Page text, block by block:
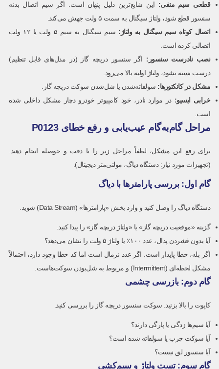
قطعی سیم منفی: این شایع‌ترین دلیل پنهان است. اگر سیم اتصال بدنه
سنسور قطع شود، ولتاژ سیگنال به سمت ۵ ولت جهش می‌کند.
اتصال کوتاه سیم سیگنال به ولتاژ:
سیم سیگنال به سیم ۵ ولت یا ۱۲ ولت
اتصالی کرده است.
نصب نادرست سنسور: اگر سنسور دریچه گاز (در مدل‌های قابل تنظیم)
درست بسته نشود، ولتاژ اولیه بالا می‌رود.
مشکل در کانکتورها: سولفاته‌شدن یا شل‌شدن سوکت دریچه گاز.
خرابی ایسیو: در موارد نادر، خود کامپیوتر خودرو دچار مشکل داخلی شده
است.
مراحل گام‌به‌گام عیب‌یابی و رفع خطای P0123
برای رفع این مشکل، لطفاً مراحل زیر را با دقت و حوصله انجام دهید.
(تجهیزات مورد نیاز: دستگاه دیاگ، مولتی‌متر دیجیتال).
گام اول: بررسی پارامترها با دیاگ
دستگاه دیاگ را وصل کنید و وارد بخش «پارامترها» (Data Stream) شوید.
گزینه «موقعیت دریچه گاز» یا «ولتاژ دریچه گاز» را پیدا کنید.
آیا بدون فشردن پدال، عدد ۱۰۰٪ یا ولتاژ ۵ ولت را نشان می‌دهد؟
اگر بله، خطا پایدار است. اگر عدد نرمال است اما کد خطا وجود دارد، احتمالاً
مشکل لحظه‌ای (Intermittent) و مربوط به شل‌بودن سوکت‌هاست.
گام دوم: بازرسی چشمی
کاپوت را بالا بزنید. سوکت سنسور دریچه گاز را بررسی کنید.
آیا سیم‌ها زدگی یا پارگی دارند؟
آیا سوکت چرب یا سولفاته شده است؟
آیا سنسور لق نیست؟
گام سوم: تست ولتاژ و سیم‌کشی